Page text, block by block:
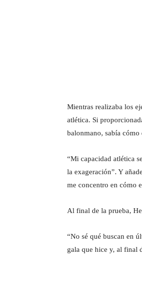
Mientras realizaba los
atlética. Si
balonmano, sabía cómo
“Mi capacidad atlética
la exageración”. Y
me concentro en cómo
Al final de la prueba,
“No sé qué buscan en
gala que hice y, al final